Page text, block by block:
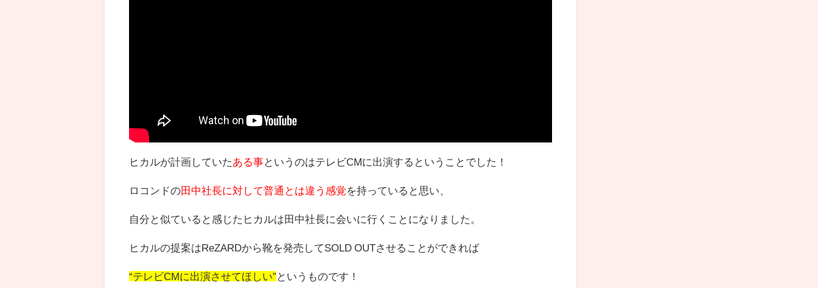
ヒカルが計画していたある事というのはテレビCMに出演するということでした！
ロコンドの田中社長に対して普通とは違う感覚を持っていると思い、
自分と似ていると感じたヒカルは田中社長に会いに行くことになりました。
ヒカルの提案はReZARDから靴を発売してSOLD OUTさせることができれば
“テレビCMに出演させてほしい” というものです！